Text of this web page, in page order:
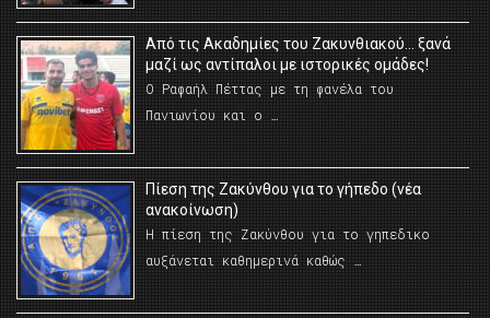
Από τις Ακαδημίες του Ζακυνθιακού… ξανά
μαζί ως αντίπαλοι με ιστορικές ομάδες!
Ο Ραφαήλ Πέττας με τη φανέλα του
Πανιωνίου και ο …
Πίεση της Ζακύνθου για το γήπεδο (νέα
ανακοίνωση)
Η πίεση της Ζακύνθου για το γηπεδικο
αυξάνεται καθημερινά καθώς …